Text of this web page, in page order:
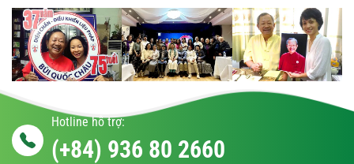
Hotline hỗ trợ:
(+84) 936 80 2660